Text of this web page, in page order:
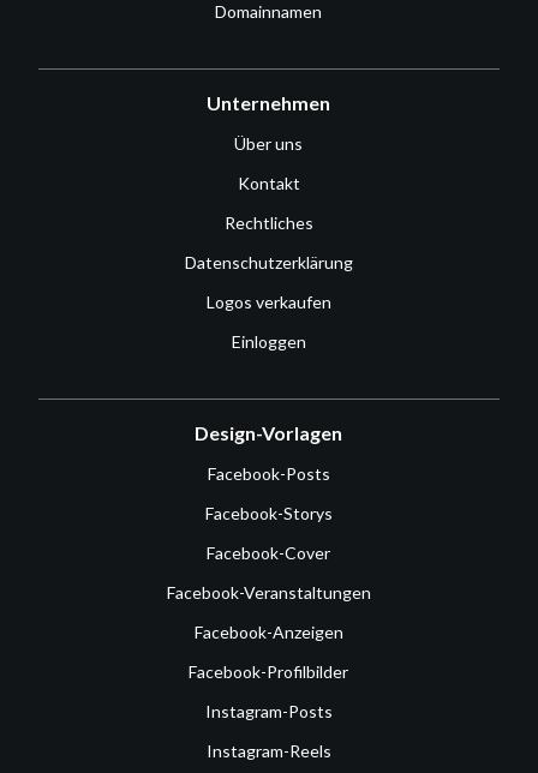
Domainnamen
Unternehmen
Über uns
Kontakt
Rechtliches
Datenschutzerklärung
Logos verkaufen
Einloggen
Design-Vorlagen
Facebook-Posts
Facebook-Storys
Facebook-Cover
Facebook-Veranstaltungen
Facebook-Anzeigen
Facebook-Profilbilder
Instagram-Posts
Instagram-Reels